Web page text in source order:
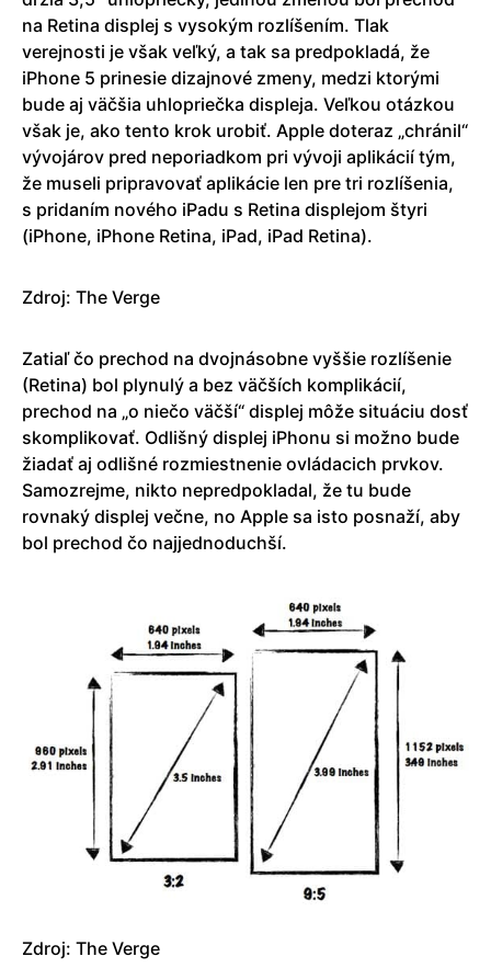
na Retina displej s vysokým rozlíšením. Tlak
verejnosti je však veľký, a tak sa predpokladá, že
iPhone 5 prinesie dizajnové zmeny, medzi ktorými
bude aj väčšia uhlopriečka displeja. Veľkou otázkou
však je, ako tento krok urobiť. Apple doteraz „chránil“
vývojárov pred neporiadkom pri vývoji aplikácií tým,
že museli pripravovať aplikácie len pre tri rozlíšenia,
s pridaním nového iPadu s Retina displejom štyri
(iPhone, iPhone Retina, iPad, iPad Retina).
Zdroj: The Verge
Zatiaľ čo prechod na dvojnásobne vyššie rozlíšenie
(Retina) bol plynulý a bez väčších komplikácií,
prechod na „o niečo väčší“ displej môže situáciu dosť
skomplikovať. Odlišný displej iPhonu si možno bude
žiadať aj odlišné rozmiestnenie ovládacich prvkov.
Samozrejme, nikto nepredpokladal, že tu bude
rovnaký displej večne, no Apple sa isto posnaží, aby
bol prechod čo najjednoduchší.
Zdroj: The Verge